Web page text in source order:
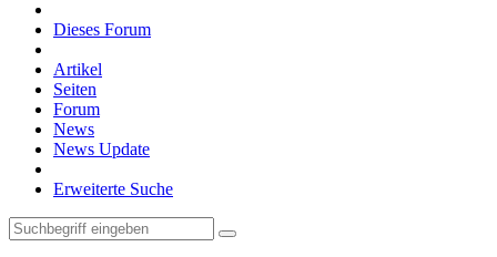
Dieses Forum
Artikel
Seiten
Forum
News
News Update
Erweiterte Suche